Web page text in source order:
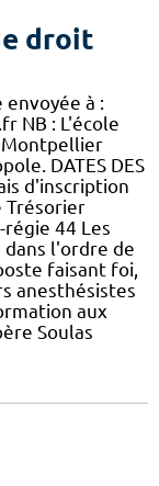
droit
à :
NB : L'école
DATES DES
d'inscription
Trésorier
44 Les
l'ordre de
faisant foi,
anesthésistes
aux
Soulas